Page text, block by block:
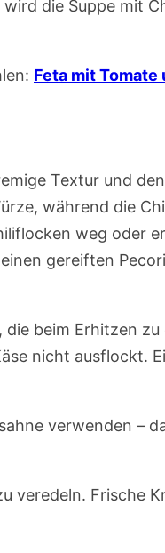
die Suppe mit
Feta mit Tomate
Textur und
während die
weg oder
gereiften
die beim Erhitzen
nicht ausflockt.
verwenden –
veredeln. Frische